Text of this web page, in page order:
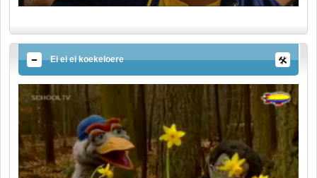
Ei ei ei koekeloere